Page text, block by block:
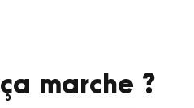
marche ?